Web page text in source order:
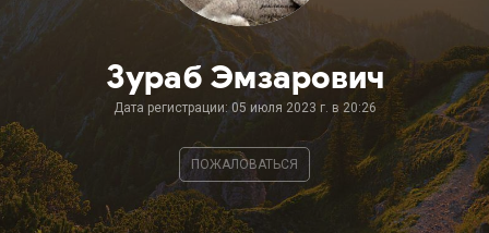
Зураб Эмзарович
Дата регистрации: 05 июля 2023 г. в 20:26
ПОЖАЛОВАТЬСЯ